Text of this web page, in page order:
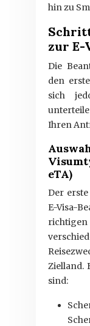
hin zu
zur E-
Die
den
sich
Ihren
eTA)
Der
E-Visa-
Zielland.
sind: